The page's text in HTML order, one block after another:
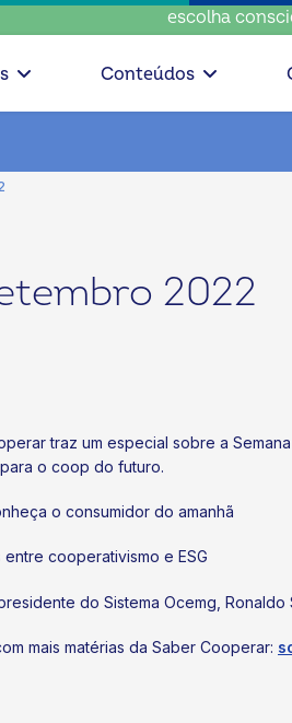
escolha consciente,
Conteúdos
2022
traz um especial sobre a
o coop do futuro.
o consumidor do amanhã
cooperativismo e ESG
do Sistema Ocemg, Ronaldo
mais matérias da Saber Cooperar: